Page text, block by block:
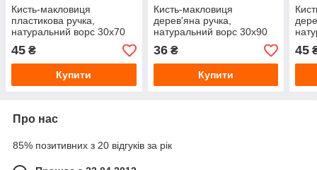
Кисть-макловиця
пластикова ручка,
натуральний ворс 30х70
мм (KT-1816)
45 ₴
Купити
Кисть-макловиця
дерев'яна ручка,
натуральний ворс 30х90
мм
36₴
Купити
мм
45
Про нас
85% позитивних з 20 відгуків за рік